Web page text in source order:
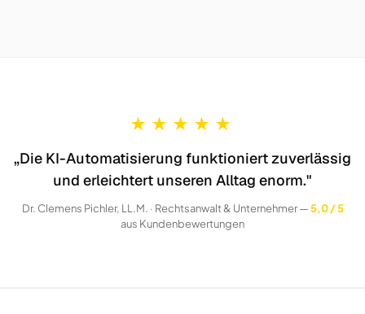
★ ★ ★ ★ ★
„Die KI-Automatisierung funktioniert zuverlässig
und erleichtert unseren Alltag enorm."
Dr. Clemens Pichler, LL.M. · Rechtsanwalt & Unternehmer —5,0 / 5
aus Kundenbewertungen